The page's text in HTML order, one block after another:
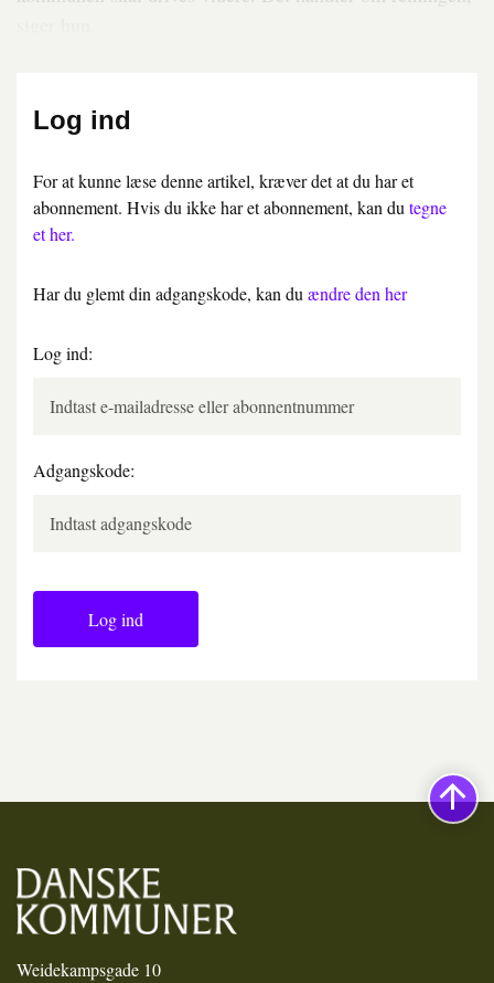
Log ind
For at kunne læse denne artikel, kræver det at du har et
abonnement. Hvis du ikke har et abonnement, kan du tegne
et her.
Har du glemt din adgangskode, kan du ændre den her
Log ind:
Adgangskode:
Log ind
Weidekampsgade 10